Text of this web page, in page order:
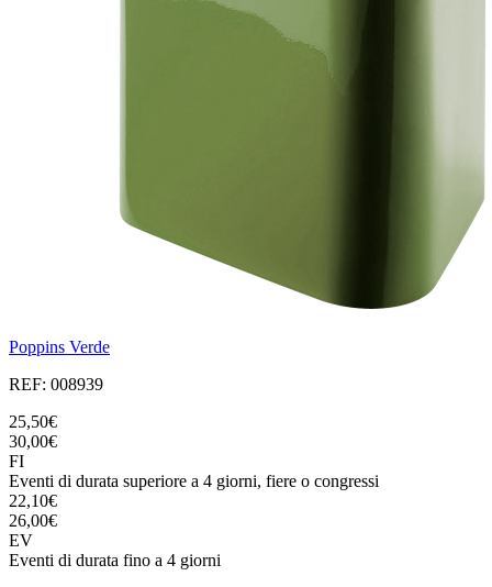
Poppins Verde
REF: 008939
25,50€
30,00€
FI
Eventi di durata superiore a 4 giorni, fiere o congressi
22,10€
26,00€
EV
Eventi di durata fino a 4 giorni